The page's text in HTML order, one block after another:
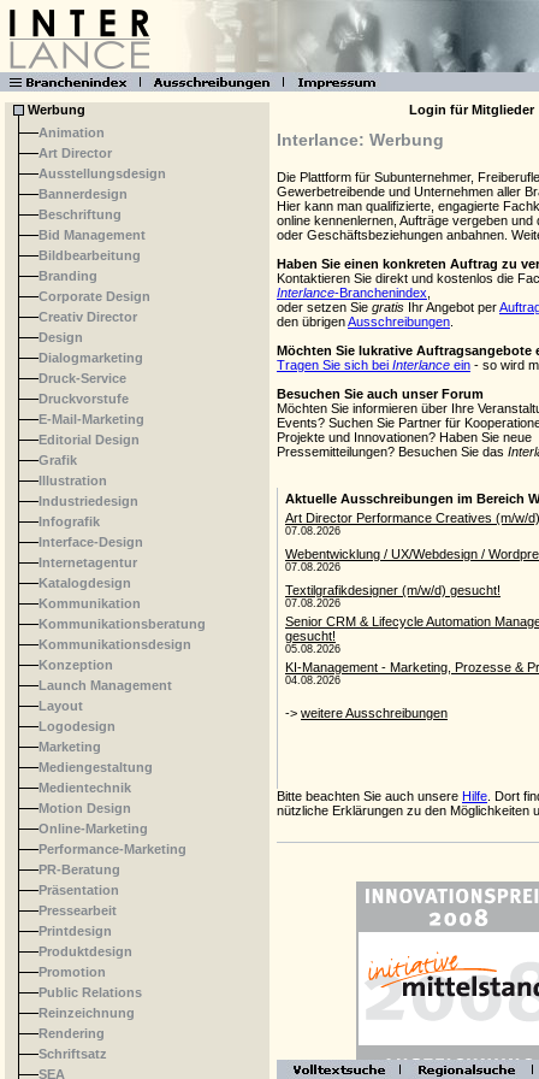
Login für Mitglieder
Schreibwesen, Literatur
Textilien
Transport, Luftfahrt
Unternehmensdienstleistungen
Werbung
Animation
Art Director
Ausstellungsdesign
Bannerdesign
Beschriftung
Bid Management
Bildbearbeitung
Branding
Corporate Design
Creativ Director
Design
Dialogmarketing
Druck-Service
Druckvorstufe
E-Mail-Marketing
Editorial Design
Grafik
Illustration
Industriedesign
Infografik
Interface-Design
Internetagentur
Katalogdesign
Kommunikation
Kommunikationsberatung
Kommunikationsdesign
Konzeption
Launch Management
Layout
Logodesign
Marketing
Mediengestaltung
Medientechnik
Motion Design
Online-Marketing
Performance-Marketing
PR-Beratung
Präsentation
Pressearbeit
Printdesign
Produktdesign
Promotion
Public Relations
Reinzeichnung
Rendering
Schriftsatz
SEA
Interlance: Werbung
Die Plattform für Subunternehmer,
Gewerbetreibende und Unternehmen aller
Hier kann man qualifizierte, engagierte
online kennenlernen, Aufträge vergeben und
oder Geschäftsbeziehungen anbahnen.
Haben Sie einen konkreten Auftrag zu
Kontaktieren Sie direkt und kostenlos die
Interlance-Branchenindex
oder setzen Sie gratis Ihr Angebot per
den übrigenAusschreibungen
Möchten Sie lukrative Auftragsangebote
Tragen Sie sich bei Interlance ein - so wird
Besuchen Sie auch unser Forum
Möchten Sie informieren über Ihre
Events? Suchen Sie Partner für
Projekte und Innovationen? Haben Sie neue
Pressemitteilungen? Besuchen Sie das
Bitte beachten Sie auch unsere Hilfe . Dort
nützliche Erklärungen zu den Möglichkeiten